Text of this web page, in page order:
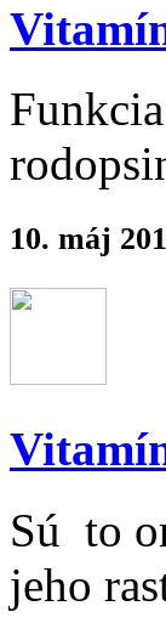
10. máj
Sú to
jeho